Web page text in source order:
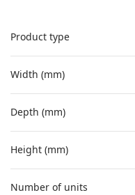
Product type
Width (mm)
Depth (mm)
Height (mm)
Number of units